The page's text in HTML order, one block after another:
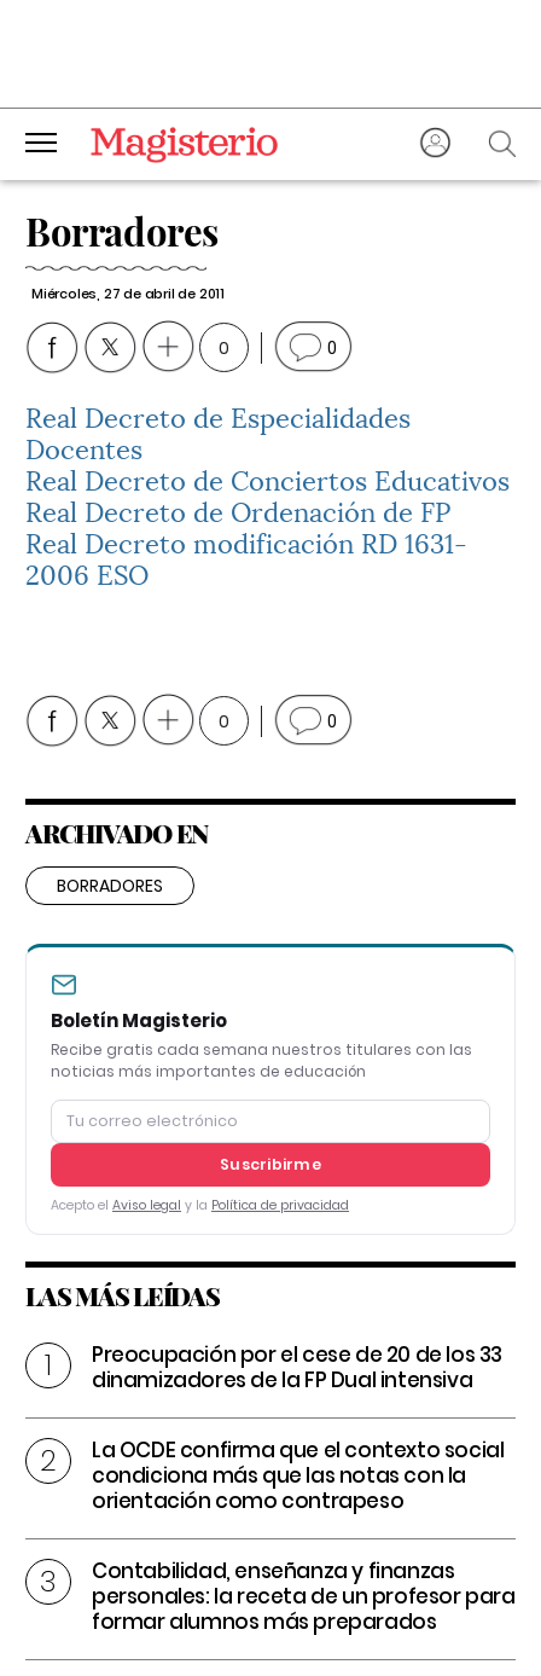
Borradores
Miércoles, 27 de abril de 2011
0 0
Real Decreto de Especialidades
Docentes
Real Decreto de Conciertos Educativos
Real Decreto de Ordenación de FP
Real Decreto modificación RD 1631-
2006 ESO
0 0
ARCHIVADO EN
BORRADORES
Boletín Magisterio
Recibe gratis cada semana nuestros titulares con las
noticias más importantes de educación
Suscribirme
Acepto el Aviso legal y la Política de privacidad
LAS MÁS LEÍDAS
Preocupación por el cese de 20 de los 33
dinamizadores de la FP Dual intensiva
La OCDE confirma que el contexto social
condiciona más que las notas con la
orientación como contrapeso
Contabilidad, enseñanza y finanzas
personales: la receta de un profesor para
formar alumnos más preparados